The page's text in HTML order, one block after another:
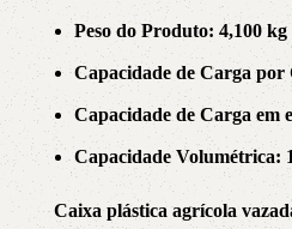
Peso do Produto: 4,100 kg
Capacidade de Carga por
Capacidade de Carga em
Capacidade Volumétrica:
Caixa plástica agrícola